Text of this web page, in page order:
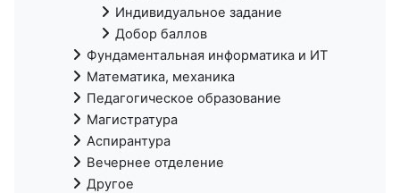
Индивидуальное задание
Добор баллов
Фундаментальная информатика и ИТ
Математика, механика
Педагогическое образование
Магистратура
Аспирантура
Вечернее отделение
Другое